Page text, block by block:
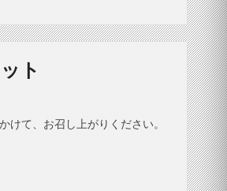
ト
けて、お召し上がりください。